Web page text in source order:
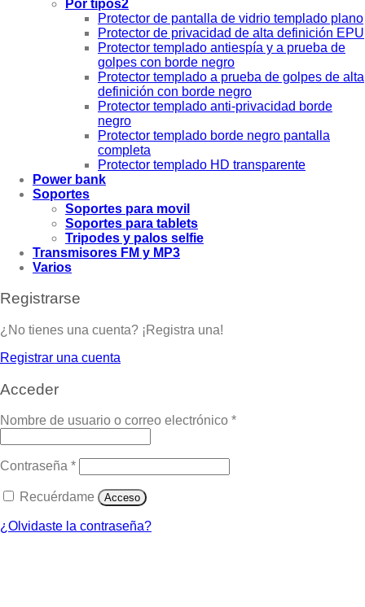
Por tipos2
Protector de pantalla de vidrio templado plano
Protector de privacidad de alta definición EPU
Protector templado antiespía y a prueba de
golpes con borde negro
Protector templado a prueba de golpes de alta
definición con borde negro
Protector templado anti-privacidad borde
negro
Protector templado borde negro pantalla
completa
Protector templado HD transparente
Power bank
Soportes
Soportes para movil
Soportes para tablets
Tripodes y palos selfie
Transmisores FM y MP3
Varios
Registrarse
¿No tienes una cuenta? ¡Registra una!
Registrar una cuenta
Acceder
Nombre de usuario o correo electrónico *
Contraseña *
Recuérdame Acceso
¿Olvidaste la contraseña?